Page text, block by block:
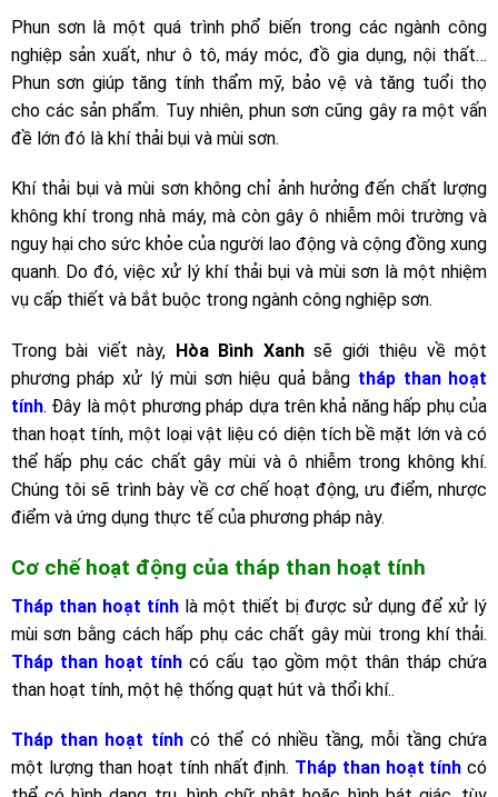
Phun sơn là một quá trình phổ biến trong các ngành công
nghiệp sản xuất, như ô tô, máy móc, đồ gia dụng, nội thất…
Phun sơn giúp tăng tính thẩm mỹ, bảo vệ và tăng tuổi thọ
cho các sản phẩm. Tuy nhiên, phun sơn cũng gây ra một vấn
đề lớn đó là khí thải bụi và mùi sơn.
Khí thải bụi và mùi sơn không chỉ ảnh hưởng đến chất lượng
không khí trong nhà máy, mà còn gây ô nhiễm môi trường và
nguy hại cho sức khỏe của người lao động và cộng đồng xung
quanh. Do đó, việc xử lý khí thải bụi và mùi sơn là một nhiệm
vụ cấp thiết và bắt buộc trong ngành công nghiệp sơn.
Trong bài viết này, Hòa Bình Xanhsẽ giới thiệu về một
phương pháp xử lý mùi sơn hiệu quả bằng tháp than hoạt
tính. Đây là một phương pháp dựa trên khả năng hấp phụ của
than hoạt tính, một loại vật liệu có diện tích bề mặt lớn và có
thể hấp phụ các chất gây mùi và ô nhiễm trong không khí.
Chúng tôi sẽ trình bày về cơ chế hoạt động, ưu điểm, nhược
điểm và ứng dụng thực tế của phương pháp này.
Cơ chế hoạt động của tháp than hoạt tính
Tháp than hoạt tính là một thiết bị được sử dụng để xử lý
mùi sơn bằng cách hấp phụ các chất gây mùi trong khí thải.
Tháp than hoạt tính có cấu tạo gồm một thân tháp chứa
than hoạt tính, một hệ thống quạt hút và thổi khí..
Tháp than hoạt tínhcó thể có nhiều tầng, mỗi tầng chứa
một lượng than hoạt tính nhất định. Tháp than hoạt tính có